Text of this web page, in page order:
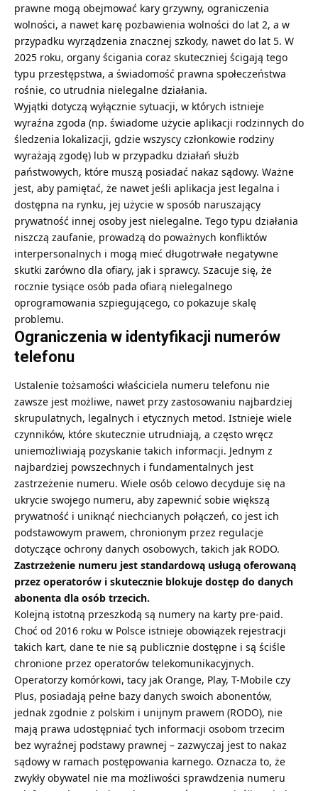
prawne mogą obejmować kary grzywny, ograniczenia
wolności, a nawet karę pozbawienia wolności do lat 2, a w
przypadku wyrządzenia znacznej szkody, nawet do lat 5. W
2025 roku, organy ścigania coraz skuteczniej ścigają tego
typu przestępstwa, a świadomość prawna społeczeństwa
rośnie, co utrudnia nielegalne działania.
Wyjątki dotyczą wyłącznie sytuacji, w których istnieje
wyraźna zgoda (np. świadome użycie aplikacji rodzinnych do
śledzenia lokalizacji, gdzie wszyscy członkowie rodziny
wyrażają zgodę) lub w przypadku działań służb
państwowych, które muszą posiadać nakaz sądowy. Ważne
jest, aby pamiętać, że nawet jeśli aplikacja jest legalna i
dostępna na rynku, jej użycie w sposób naruszający
prywatność innej osoby jest nielegalne. Tego typu działania
niszczą zaufanie, prowadzą do poważnych konfliktów
interpersonalnych i mogą mieć długotrwałe negatywne
skutki zarówno dla ofiary, jak i sprawcy. Szacuje się, że
rocznie tysiące osób pada ofiarą nielegalnego
oprogramowania szpiegującego, co pokazuje skalę
problemu.
Ograniczenia w identyfikacji numerów
telefonu
Ustalenie tożsamości właściciela numeru telefonu nie
zawsze jest możliwe, nawet przy zastosowaniu najbardziej
skrupulatnych, legalnych i etycznych metod. Istnieje wiele
czynników, które skutecznie utrudniają, a często wręcz
uniemożliwiają pozyskanie takich informacji. Jednym z
najbardziej powszechnych i fundamentalnych jest
zastrzeżenie numeru. Wiele osób celowo decyduje się na
ukrycie swojego numeru, aby zapewnić sobie większą
prywatność i uniknąć niechcianych połączeń, co jest ich
podstawowym prawem, chronionym przez regulacje
dotyczące ochrony danych osobowych, takich jak RODO.
Zastrzeżenie numeru jest standardową usługą oferowaną
przez operatorów i skutecznie blokuje dostęp do danych
abonenta dla osób trzecich.
Kolejną istotną przeszkodą są numery na karty pre-paid.
Choć od 2016 roku w Polsce istnieje obowiązek rejestracji
takich kart, dane te nie są publicznie dostępne i są ściśle
chronione przez operatorów telekomunikacyjnych.
Operatorzy komórkowi, tacy jak Orange, Play, T-Mobile czy
Plus, posiadają pełne bazy danych swoich abonentów,
jednak zgodnie z polskim i unijnym prawem (RODO), nie
mają prawa udostępniać tych informacji osobom trzecim
bez wyraźnej podstawy prawnej – zazwyczaj jest to nakaz
sądowy w ramach postępowania karnego. Oznacza to, że
zwykły obywatel nie ma możliwości sprawdzenia numeru